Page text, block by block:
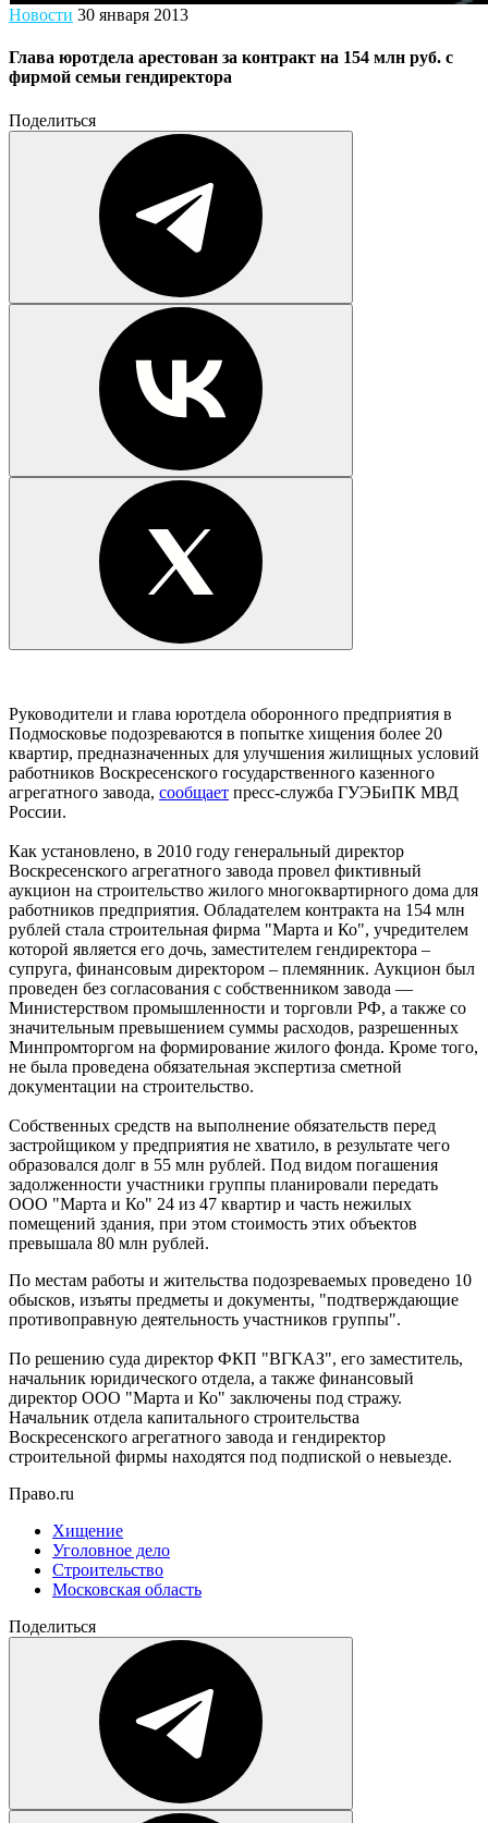
Новости 30 января 2013
Глава юротдела арестован за контракт на 154 млн руб. с
фирмой семьи гендиректора
Поделиться
Руководители и глава юротдела оборонного предприятия в
Подмосковье подозреваются в попытке хищения более 20
квартир, предназначенных для улучшения жилищных условий
работников Воскресенского государственного казенного
агрегатного завода, сообщает пресс-служба ГУЭБиПК МВД
России.
Как установлено, в 2010 году генеральный директор
Воскресенского агрегатного завода провел фиктивный
аукцион на строительство жилого многоквартирного дома для
работников предприятия. Обладателем контракта на 154 млн
рублей стала строительная фирма "Марта и Ко", учредителем
которой является его дочь, заместителем гендиректора –
супруга, финансовым директором – племянник. Аукцион был
проведен без согласования с собственником завода —
Министерством промышленности и торговли РФ, а также со
значительным превышением суммы расходов, разрешенных
Минпромторгом на формирование жилого фонда. Кроме того,
не была проведена обязательная экспертиза сметной
документации на строительство.
Собственных средств на выполнение обязательств перед
застройщиком у предприятия не хватило, в результате чего
образовался долг в 55 млн рублей. Под видом погашения
задолженности участники группы планировали передать
ООО "Марта и Ко" 24 из 47 квартир и часть нежилых
помещений здания, при этом стоимость этих объектов
превышала 80 млн рублей.
По местам работы и жительства подозреваемых проведено 10
обысков, изъяты предметы и документы, "подтверждающие
противоправную деятельность участников группы".
По решению суда директор ФКП "ВГКАЗ", его заместитель,
начальник юридического отдела, а также финансовый
директор ООО "Марта и Ко" заключены под стражу.
Начальник отдела капитального строительства
Воскресенского агрегатного завода и гендиректор
строительной фирмы находятся под подпиской о невыезде.
Право.ru
Хищение
Уголовное дело
Строительство
Московская область
Поделиться